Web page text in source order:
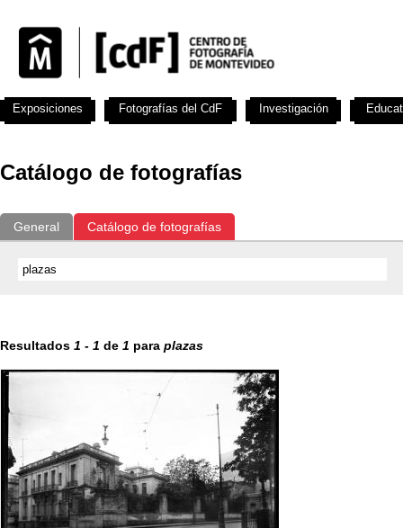
Catálogo de fotografías
General Catálogo de fotografías
Resultados 1 - 1 de 1 para plazas
Exposiciones Fotografías del CdF Investigación